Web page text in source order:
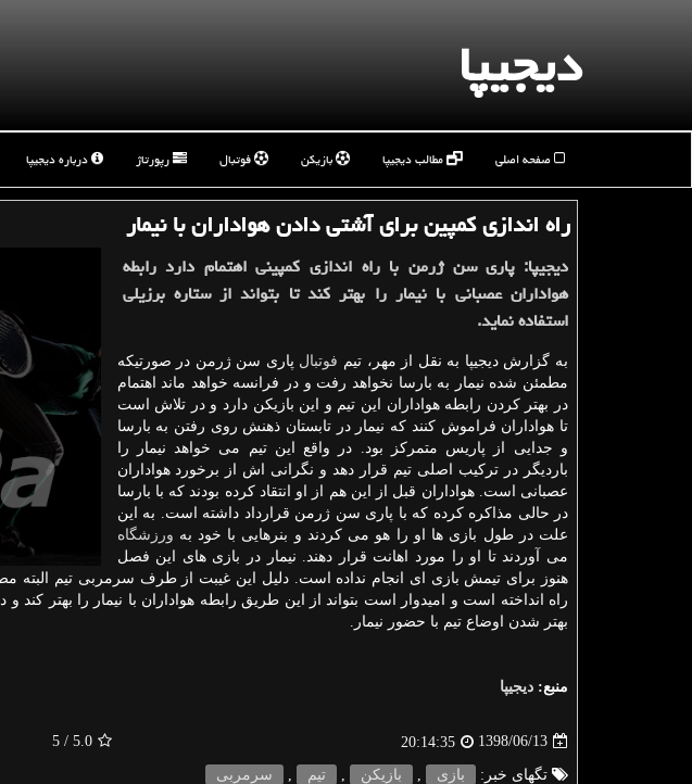
دیجیپا
صفحه اصلی مطالب دیجیپا بازیکن فوتبال رپورتاژ درباره دیجیپا
راه اندازی كمپین برای آشتی دادن هواداران با نیمار
دیجیپا: پاری سن ژرمن با راه اندازی كمپینی اهتمام دارد رابطه
هواداران عصبانی با نیمار را بهتر كند تا بتواند از ستاره برزیلی
استفاده نماید.
به گزارش دیجیپا به نقل از مهر، تیم فوتبال پاری سن ژرمن در صورتیكه
مطمئن شده نیمار به بارسا نخواهد رفت و در فرانسه خواهد ماند اهتمام
در بهتر كردن رابطه هواداران این تیم و این بازیكن دارد و در تلاش است
تا هواداران فراموش كنند كه نیمار در تابستان ذهنش روی رفتن به بارسا
و جدایی از پاریس متمركز بود. در واقع این تیم می خواهد نیمار را
باردیگر در تركیب اصلی تیم قرار دهد و نگرانی اش از برخورد هواداران
عصبانی است. هواداران قبل از این هم از او انتقاد كرده بودند كه با بارسا
در حالی مذاكره كرده كه با پاری سن ژرمن قرارداد داشته است. به این
علت در طول بازی ها او را هو می كردند و بنرهایی با خود به ورزشگاه
می آوردند تا او را مورد اهانت قرار دهند. نیمار در بازی های این فصل
هنوز برای تیمش بازی ای انجام نداده است. دلیل این غیبت از طرف سرمربی تیم البته
راه انداخته است و امیدوار است بتواند از این طریق رابطه هواداران با نیمار را بهتر كند
بهتر شدن اوضاع تیم با حضور نیمار.
منبع: دیجیپا
1398/06/13
20:14:35
5.0
/ 5
تگهای خبر: بازی بازیكن تیم سرمربی